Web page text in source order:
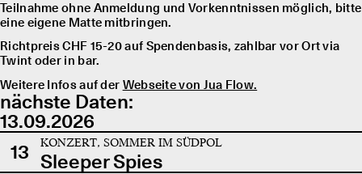
Teilnahme ohne Anmeldung und Vorkenntnissen möglich, bitte
eine eigene Matte mitbringen.
Richtpreis CHF 15-20 auf Spendenbasis, zahlbar vor Ort via
Twint oder in bar.
Weitere Infos auf der Webseite von Jua Flow.
nächste Daten:
13.09.2026
13
KONZERT, SOMMER IM SÜDPOL
Sleeper Spies